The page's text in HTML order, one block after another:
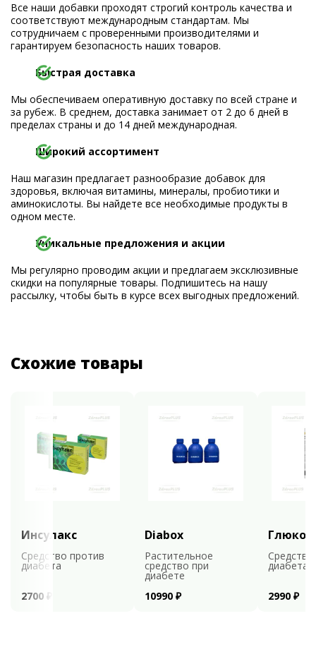
Все наши добавки проходят строгий контроль качества и
соответствуют международным стандартам. Мы
сотрудничаем с проверенными производителями и
гарантируем безопасность наших товаров.
Быстрая доставка
Мы обеспечиваем оперативную доставку по всей стране и
за рубеж. В среднем, доставка занимает от 2 до 6 дней в
пределах страны и до 14 дней международная.
Широкий ассортимент
Наш магазин предлагает разнообразие добавок для
здоровья, включая витамины, минералы, пробиотики и
аминокислоты. Вы найдете все необходимые продукты в
одном месте.
Уникальные предложения и акции
Мы регулярно проводим акции и предлагаем эксклюзивные
скидки на популярные товары. Подпишитесь на нашу
рассылку, чтобы быть в курсе всех выгодных предложений.
Схожие товары
Инсулакс
Средство против
диабета
2700 ₽
Diabox
Растительное
средство при
диабете
10990 ₽
диабета
2990 ₽